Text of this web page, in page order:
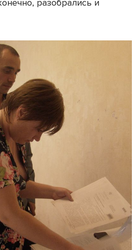
разобрались и